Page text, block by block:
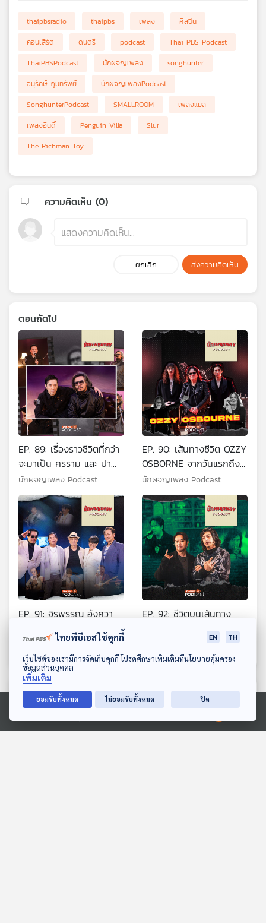
ดาวน์โหลด Thai PBS Podcast Application
Ⓒ 2020 องค์การกระจายเสียงและแพร่ภาพสาธารณะแห่งประเทศไทย
thaipbsradio thaipbs เพลง
ศิลปิน
คอนเสิร์ต
ดนตรี podcast
Thai PBS Podcast
ThaiPBSPodcast
นักผจญเพลง
songhunter
อนุรักษ์ ภูมิทรัพย์
นักผจญเพลงPodcast
SonghunterPodcast
SMALLROOM
เพลงแมส
เพลงอินดี้
Penguin Villa
Slur
The Richman Toy
ความคิดเห็น (0)
ยกเลิก ส่งความคิดเห็น
ตอนถัดไป
EP. 89: เรื่องราวชีวิตที่กว่า
จะมาเป็น ศรราม และ ปา
โมช ที่ทุกคนรู้จัก
นักผจญเพลง Podcast
EP. 90: เส้นทางชีวิต OZZY
OSBORNE จากวันแรกถึง
วันสุดท้าย
นักผจญเพลง Podcast
EP. 91: จิรพรรณ อังศวา
หลายคน
นักผจญเพลง Podcast
EP. 92: ชีวิตบนเส้นทาง
ดนตรีของ กวาง AB
Normal และ แทน Ultra
Chuadz
นักผจญเพลง Podcast
ตอนที่เกี่ยวข้อง
ไทยพีบีเอสใช้คุกกี้ EN TH
เว็บไซต์ของเรามีการจัดเก็บคุกกี้ โปรดศึกษาเพิ่มเติมที่นโยบายคุ้มครอง
ข้อมูลส่วนบุคคล
เพิ่มเติม
ยอมรับทั้งหมด ไม่ยอมรับทั้งหมด ปิด